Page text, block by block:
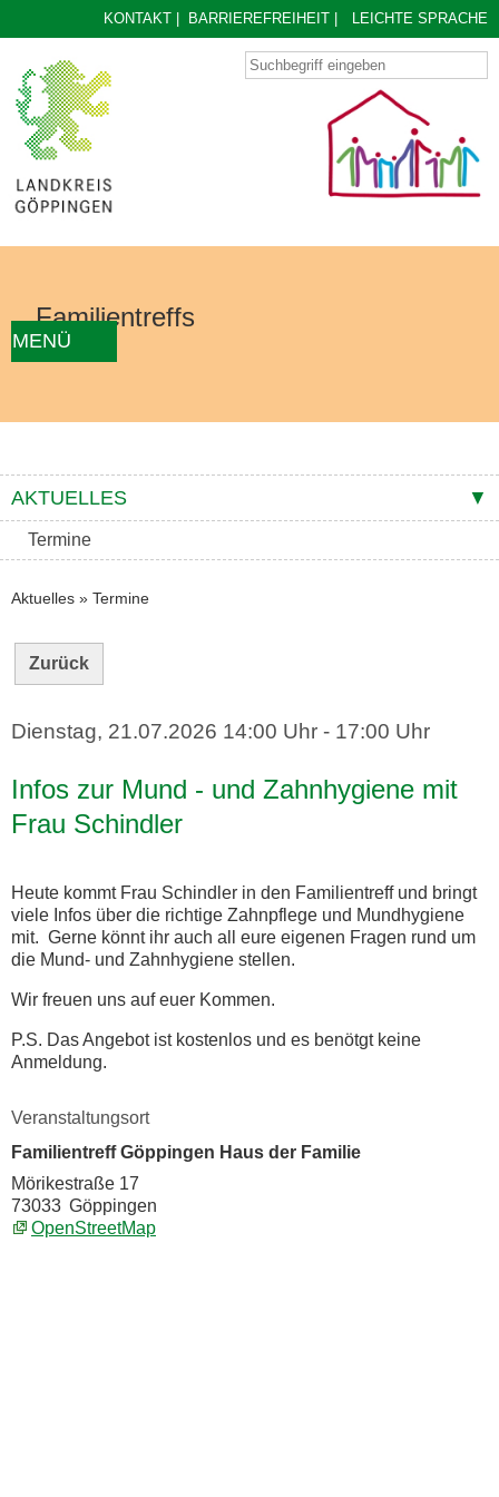
KONTAKT BARRIEREFREIHEIT LEICHTE SPRACHE
MENÜ
KONZEPT KONTAKTE
Familientreffs
AKTUELLES
Termine
Aktuelles » Termine
Zurück
Dienstag, 21.07.2026 14:00 Uhr - 17:00 Uhr
Infos zur Mund - und Zahnhygiene mit
Frau Schindler
Heute kommt Frau Schindler in den Familientreff und bringt
viele Infos über die richtige Zahnpflege und Mundhygiene
mit. Gerne könnt ihr auch all eure eigenen Fragen rund um
die Mund- und Zahnhygiene stellen.
Wir freuen uns auf euer Kommen.
P.S. Das Angebot ist kostenlos und es benötgt keine
Anmeldung.
Veranstaltungsort
Familientreff Göppingen Haus der Familie
Mörikestraße 17
73033 Göppingen
OpenStreetMap